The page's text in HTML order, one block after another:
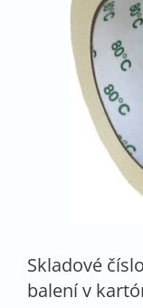
Skladové
balení v